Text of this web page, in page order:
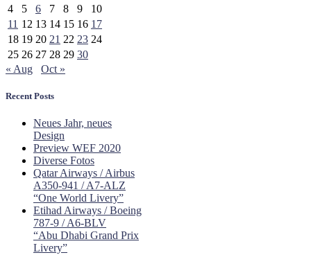
4
5 6 7 8 9
10
11 12 13 14 15 16 17
18 19 20 21 22 23 24
25 26 27 28 29 30
« Aug
Oct »
Recent Posts
Neues Jahr, neues
Design
Preview WEF 2020
Diverse Fotos
Qatar Airways / Airbus
A350-941 / A7-ALZ
“One World Livery”
Etihad Airways / Boeing
787-9 / A6-BLV
“Abu Dhabi Grand Prix
Livery”